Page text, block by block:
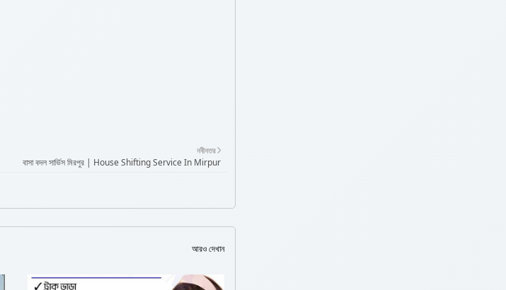
নবীনতর
বাসা বদল সার্ভিস মিরপুর | House Shifting Service In Mirpur
আরও দেখান